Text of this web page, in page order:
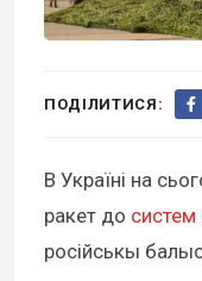
ПОДІЛИТИСЯ:
В Україні на
ракет до
російськы